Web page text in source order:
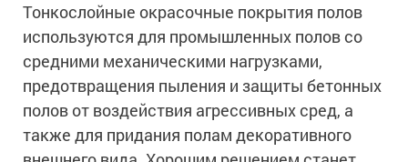
Морозостойкие краски для фасада
Сопутствующие товары
Тонкослойные окрасочные покрытия полов
используются для промышленных полов со
средними механическими нагрузками,
предотвращения пыления и защиты бетонных
полов от воздействия агрессивных сред, а
также для придания полам декоративного